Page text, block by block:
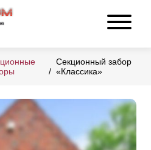
Секционный забор
«Классика»